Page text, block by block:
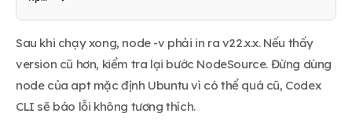
Sau khi chạy xong, node -v phải in ra v22.x.x. Nếu thấy
version cũ hơn, kiểm tra lại bước NodeSource. Đừng dùng
node của apt mặc định Ubuntu vì có thể quá cũ, Codex
CLI sẽ báo lỗi không tương thích.